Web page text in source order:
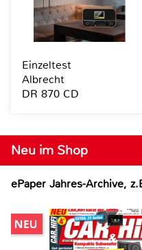
Neu im Shop
ePaper Jahres-Archive,
Einzeltest
Albrecht
DR 870 CD